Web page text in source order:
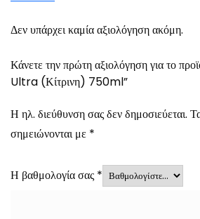
Δεν υπάρχει καμία αξιολόγηση ακόμη.
Κάνετε την πρώτη αξιολόγηση για το
Ultra (Κίτρινη) 750ml”
Η ηλ. διεύθυνση σας δεν δημοσιεύεται.
σημειώνονται με *
Η βαθμολογία σας*